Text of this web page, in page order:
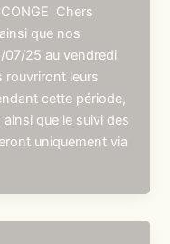
CONGE Chers
que nos
07/25 au vendredi
rouvriront leurs
cette période,
que le suivi des
uniquement via